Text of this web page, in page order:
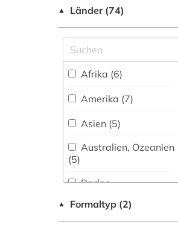
arnold, heinz ludwig |
literaturwissenschaftler;
publizist; herausgeber;
literaturkritiker;
regisseur; schriftsteller
(1)
arzt (1)
asch (1)
asien (1)
audio recordings (1)
audiovisuelles
material (1)
▲ Länder (74)
Afrika (6)
Amerika (7)
Asien (5)
Australien, Ozeanien
(5)
Baden-
Baltikum (2)
▲ Formaltyp (2)